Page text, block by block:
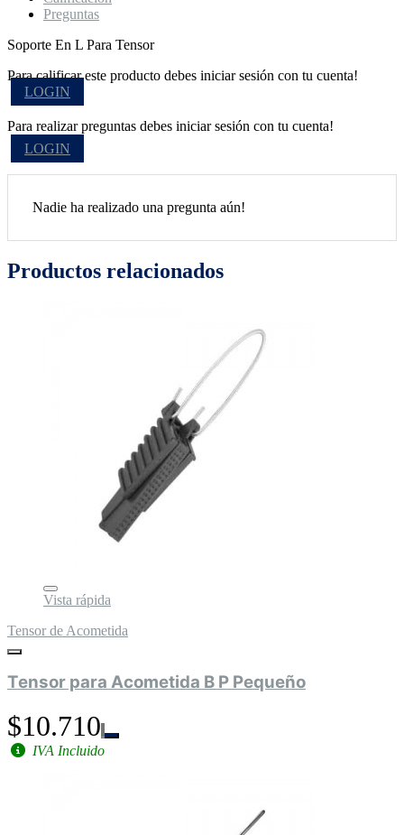
Preguntas
Soporte En L Para Tensor
Para calificar este producto debes iniciar sesión con tu cuenta!
LOGIN
Para realizar preguntas debes iniciar sesión con tu cuenta!
LOGIN
Nadie ha realizado una pregunta aún!
Productos relacionados
Vista rápida
Tensor de Acometida
Tensor para Acometida B P Pequeño
$10.710
IVA Incluido